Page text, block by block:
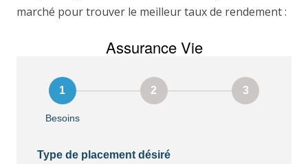
marché pour trouver le meilleur taux de rendement :